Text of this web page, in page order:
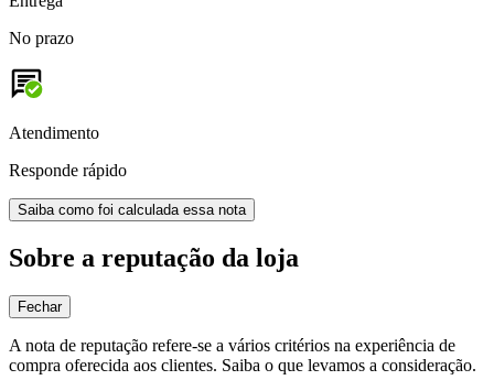
No prazo
Atendimento
Responde rápido
Saiba como foi calculada essa nota
Sobre a reputação da loja
Fechar
A nota de reputação refere-se a vários critérios na experiência de
compra oferecida aos clientes. Saiba o que levamos a consideração.